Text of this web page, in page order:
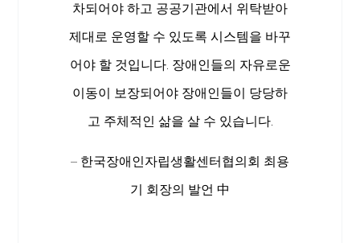
차되어야 하고 공공기관에서 위탁받아
제대로 운영할 수 있도록 시스템을 바꾸
어야 할 것입니다. 장애인들의 자유로운
이동이 보장되어야 장애인들이 당당하
고 주체적인 삶을 살 수 있습니다.
– 한국장애인자립생활센터협의회 최용
기 회장의 발언 中